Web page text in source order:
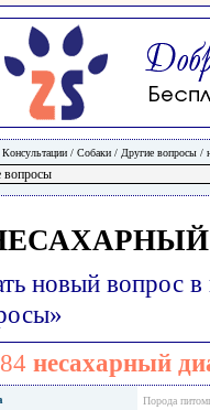
/ Собаки / Другие вопросы /
новый вопрос
несахарный
Порода